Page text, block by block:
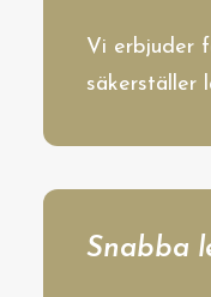
Vi erbjuder
säkerställer
Snabba